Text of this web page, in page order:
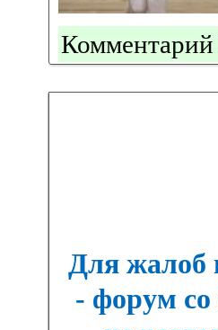
Для жалоб
- форум со